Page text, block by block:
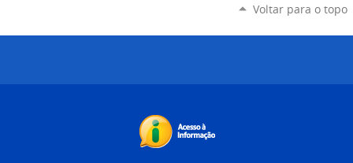
Voltar para o topo